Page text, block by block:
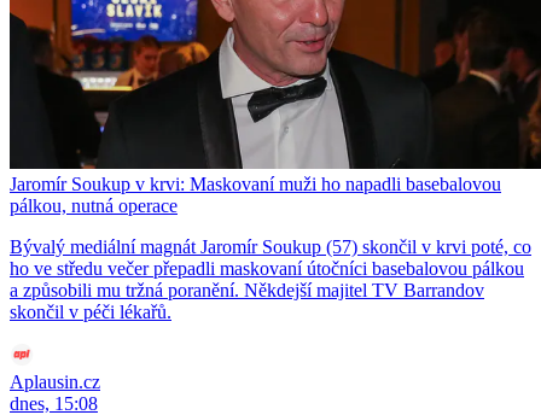
Jaromír Soukup v krvi: Maskovaní muži ho napadli basebalovou
pálkou, nutná operace
Bývalý mediální magnát Jaromír Soukup (57) skončil v krvi poté, co
ho ve středu večer přepadli maskovaní útočníci basebalovou pálkou
a způsobili mu tržná poranění. Někdejší majitel TV Barrandov
skončil v péči lékařů.
Aplausin.cz
dnes, 15:08